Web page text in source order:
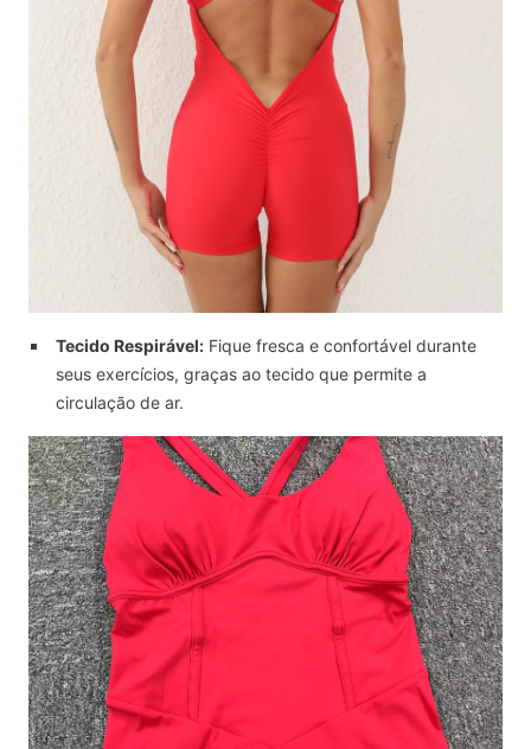
Tecido Respirável:Fique fresca e confortável durante
seus exercícios, graças ao tecido que permite a
circulação de ar.